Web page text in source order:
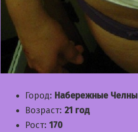
Город: Набережные Челны
Возраст: 21 год
Рост: 170